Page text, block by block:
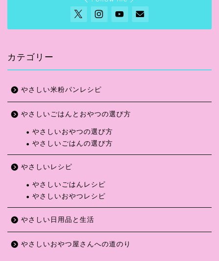
カテゴリー
やさしい米粉パンレシピ
やさしいごはんとおやつの選び方
やさしいおやつの選び方
やさしいごはんの選び方
やさしいレシピ
やさしいごはんレシピ
やさしいおやつレシピ
やさしい日用品と生活
やさしいおやつ屋さんへの道のり
やさしい日用品と生活
やさしいごはんとおやつの